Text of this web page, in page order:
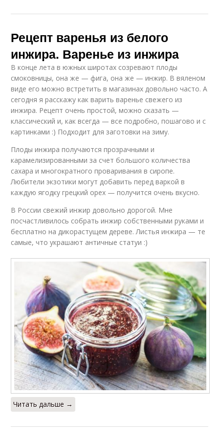
Рецепт варенья из белого
инжира. Варенье из инжира
В конце лета в южных широтах созревают плоды
смоковницы, она же — фига, она же — инжир. В вяленом
виде его можно встретить в магазинах довольно часто. А
сегодня я расскажу как варить варенье свежего из
инжира. Рецепт очень простой, можно сказать —
классический и, как всегда — все подробно, пошагово и с
картинками :) Подходит для заготовки на зиму.
Плоды инжира получаются прозрачными и
карамелизированными за счет большого количества
сахара и многократного проваривания в сиропе.
Любители экзотики могут добавить перед варкой в
каждую ягодку грецкий орех — получится очень вкусно.
В России свежий инжир довольно дорогой. Мне
посчастливилось собрать инжир собственными руками и
бесплатно на дикорастущем дереве. Листья инжира — те
самые, что украшают античные статуи :)
Читать дальше →